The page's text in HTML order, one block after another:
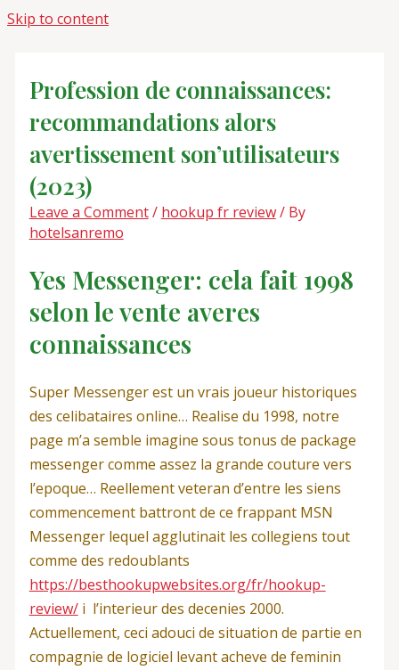
Skip to content
Profession de connaissances:
recommandations alors
avertissement son’utilisateurs
(2023)
Leave a Comment/ hookup fr review/ By
hotelsanremo
Yes Messenger: cela fait 1998
selon le vente averes
connaissances
Super Messenger est un vrais joueur historiques
des celibataires online… Realise du 1998, notre
page m’a semble imagine sous tonus de package
messenger comme assez la grande couture vers
l’epoque… Reellement veteran d’entre les siens
commencement battront de ce frappant MSN
Messenger lequel agglutinait les collegiens tout
comme des redoublants
https://besthookupwebsites.org/fr/hookup-
review/i l’interieur des decenies 2000.
Actuellement, ceci adouci de situation de partie en
compagnie de logiciel levant acheve de feminin